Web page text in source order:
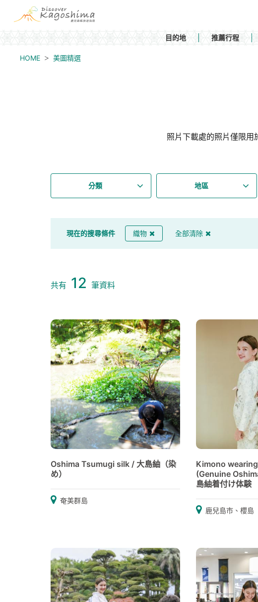
目的地 推薦行程
HOME 美圖精選
照片下載處的照片僅限用
分類 地區
現在的搜尋條件 織物 全部清除
共有 12 筆資料
Oshima Tsumugi silk / 大島紬（染
め）
奄美群島
Kimono
(Genuine
島紬着付け体験
鹿兒島市、櫻島